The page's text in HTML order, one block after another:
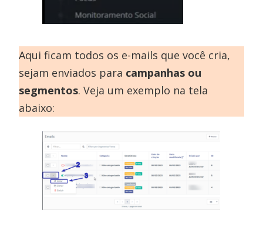
Aqui ficam todos os e-mails que você cria,
sejam enviados para campanhas ou
segmentos. Veja um exemplo na tela
abaixo: